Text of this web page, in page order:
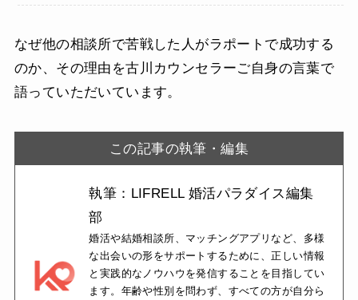
なぜ他の相談所で苦戦した人がラポートで成功する
のか、その理由を古川カウンセラーご自身の言葉で
語っていただいています。
この記事の執筆・編集
執筆：LIFRELL 婚活パラダイス編集
部
婚活や結婚相談所、マッチングアプリなど、多様
な出会いの形をサポートするために、正しい情報
と実践的なノウハウを発信することを目指してい
ます。年齢や性別を問わず、すべての方が自分ら